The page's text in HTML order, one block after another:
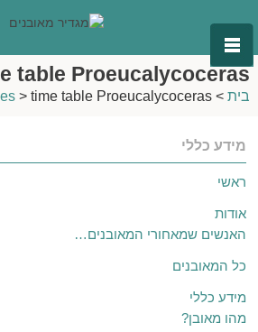
table Proeucalycoceras
בית>
>time table Proeucalycoceras
מידע כללי
ראשי
אודות
האנשים שמאחורי המאובנים…
כל המאובנים
מידע כללי
מהו מאובן?